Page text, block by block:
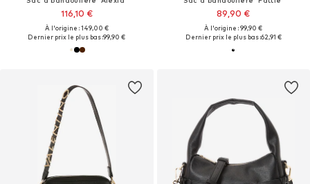
116,10 €
À l'origine : 149,00 €
Dernier prix le plus bas :99,90 €
89,90 €
À l'origine : 99,90 €
Dernier prix le plus bas :62,91 €